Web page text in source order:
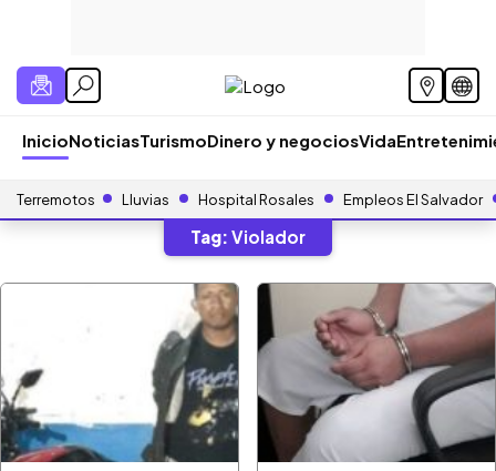
InicioNoticiasTurismoDinero y negociosVida
Terremotos Lluvias Hospital Rosales Empleos El Salvador
Tag: Violador